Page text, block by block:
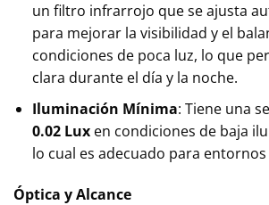
un filtro infrarrojo que se ajusta
para mejorar la visibilidad y el
condiciones de poca luz, lo que
clara durante el día y la noche.
Iluminación Mínima: Tiene una
0.02 Luxen condiciones de baja
lo cual es adecuado para
Óptica y Alcance